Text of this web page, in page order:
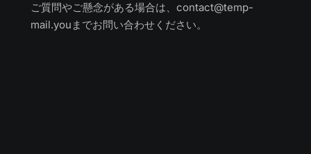
ご質問やご懸念がある場合は、 contact@temp-
mail.you までお問い合わせください。